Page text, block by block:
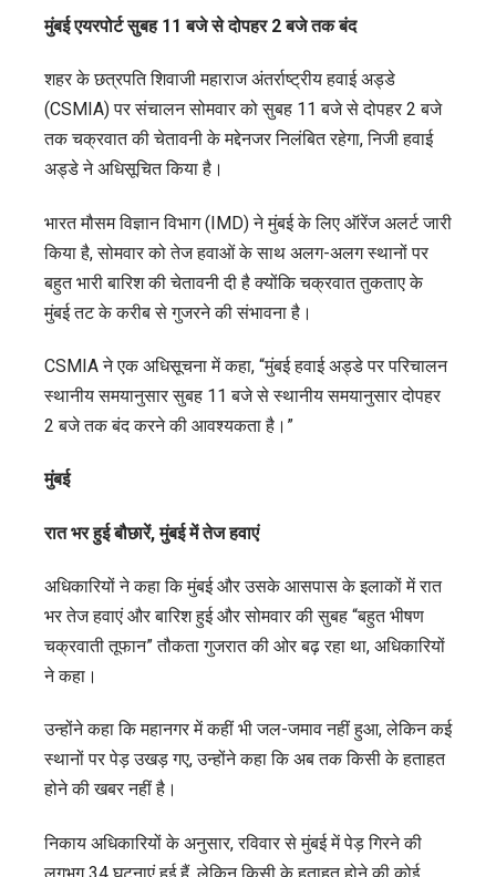
मुंबई एयरपोर्ट सुबह 11 बजे से दोपहर 2 बजे तक बंद
शहर के छत्रपति शिवाजी महाराज अंतर्राष्ट्रीय हवाई अड्डे
(CSMIA) पर संचालन सोमवार को सुबह 11 बजे से दोपहर 2 बजे
तक चक्रवात की चेतावनी के मद्देनजर निलंबित रहेगा, निजी हवाई
अड्डे ने अधिसूचित किया है।
भारत मौसम विज्ञान विभाग (IMD) ने मुंबई के लिए ऑरेंज अलर्ट जारी
किया है, सोमवार को तेज हवाओं के साथ अलग-अलग स्थानों पर
बहुत भारी बारिश की चेतावनी दी है क्योंकि चक्रवात तुकताए के
मुंबई तट के करीब से गुजरने की संभावना है।
CSMIA ने एक अधिसूचना में कहा, “मुंबई हवाई अड्डे पर परिचालन
स्थानीय समयानुसार सुबह 11 बजे से स्थानीय समयानुसार दोपहर
2 बजे तक बंद करने की आवश्यकता है।”
मुंबई
रात भर हुई बौछारें, मुंबई में तेज हवाएं
अधिकारियों ने कहा कि मुंबई और उसके आसपास के इलाकों में रात
भर तेज हवाएं और बारिश हुई और सोमवार की सुबह “बहुत भीषण
चक्रवाती तूफान” तौकता गुजरात की ओर बढ़ रहा था, अधिकारियों
ने कहा।
उन्होंने कहा कि महानगर में कहीं भी जल-जमाव नहीं हुआ, लेकिन कई
स्थानों पर पेड़ उखड़ गए, उन्होंने कहा कि अब तक किसी के हताहत
होने की खबर नहीं है।
निकाय अधिकारियों के अनुसार, रविवार से मुंबई में पेड़ गिरने की
लगभग 34 घटनाएं हुई हैं, लेकिन किसी के हताहत होने की कोई